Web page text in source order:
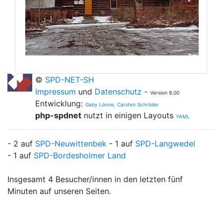
© SPD-NET-SH
Impressum und Datenschutz - Version 8.00
Entwicklung: Gaby Lönne, Carsten Schröder
php-spdnet nutzt in einigen Layouts YAML
- 2 auf SPD-Neuwittenbek - 1 auf SPD-Langwedel
- 1 auf SPD-Bordesholmer Land
Insgesamt 4 Besucher/innen in den letzten fünf
Minuten auf unseren Seiten.